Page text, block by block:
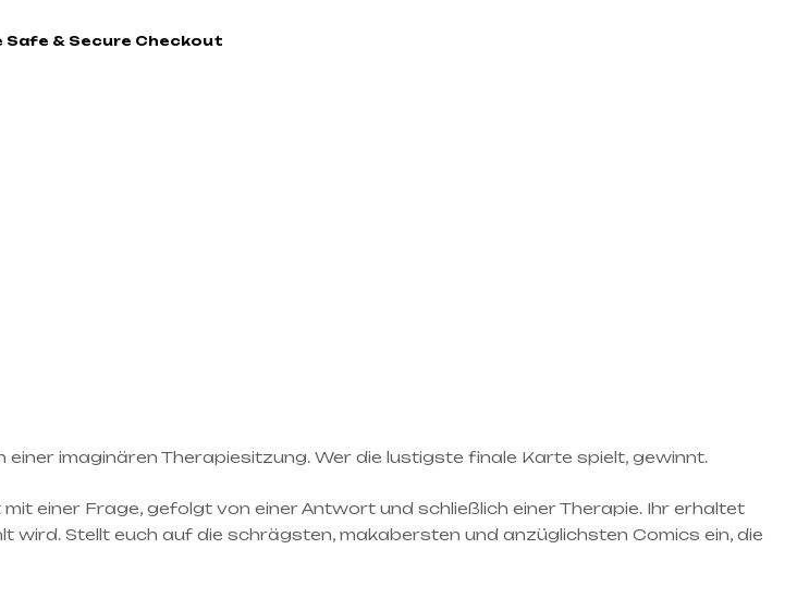
Safe & Secure Checkout
imaginären Therapiesitzung. Wer die lustigste finale Karte spielt, gewinnt.
einer Frage, gefolgt von einer Antwort und schließlich einer Therapie. Ihr erhaltet
wird. Stellt euch auf die schrägsten, makabersten und anzüglichsten Comics ein, die